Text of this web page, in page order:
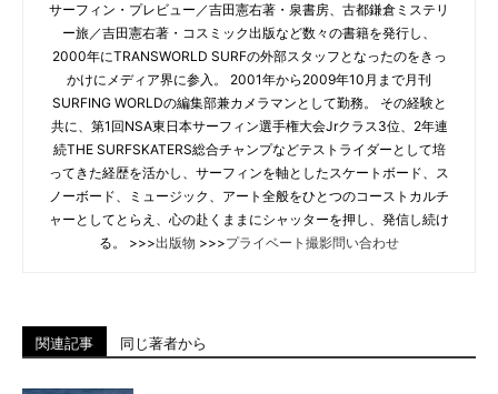
サーフィン・プレビュー／吉田憲右著・泉書房、古都鎌倉ミステリ
ー旅／吉田憲右著・コスミック出版など数々の書籍を発行し、
2000年にTRANSWORLD SURFの外部スタッフとなったのをきっ
かけにメディア界に参入。 2001年から2009年10月まで月刊
SURFING WORLDの編集部兼カメラマンとして勤務。 その経験と
共に、第1回NSA東日本サーフィン選手権大会Jrクラス3位、2年連
続THE SURFSKATERS総合チャンプなどテストライダーとして培
ってきた経歴を活かし、サーフィンを軸としたスケートボード、ス
ノーボード、ミュージック、アート全般をひとつのコーストカルチ
ャーとしてとらえ、心の赴くままにシャッターを押し、発信し続け
る。 >>>出版物 >>>プライベート撮影問い合わせ
関連記事 同じ著者から